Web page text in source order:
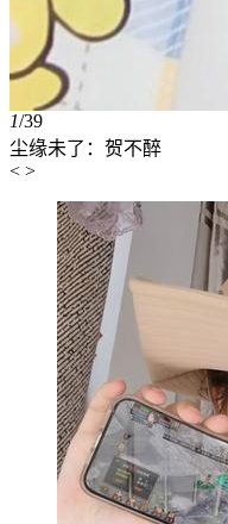
1/39
尘缘未了：贺不醉
< >